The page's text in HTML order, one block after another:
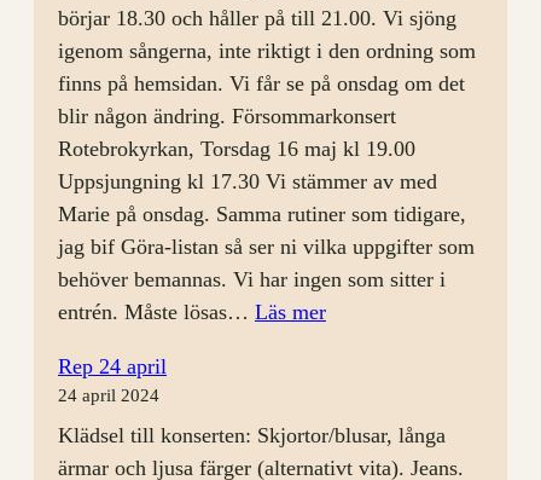
börjar 18.30 och håller på till 21.00. Vi sjöng
igenom sångerna, inte riktigt i den ordning som
finns på hemsidan. Vi får se på onsdag om det
blir någon ändring. Försommarkonsert
Rotebrokyrkan, Torsdag 16 maj kl 19.00
Uppsjungning kl 17.30 Vi stämmer av med
Marie på onsdag. Samma rutiner som tidigare,
jag bif Göra-listan så ser ni vilka uppgifter som
behöver bemannas. Vi har ingen som sitter i
entrén. Måste lösas… Läs mer:
Rep 24 april
24 april 2024
Klädsel till konserten: Skjortor/blusar, långa
ärmar och ljusa färger (alternativt vita). Jeans.